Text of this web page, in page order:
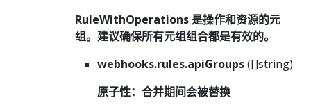
RuleWithOperations 是操作和资源的元
组。建议确保所有元组组合都是有效的。
webhooks.rules.apiGroups([]string)
原子性：合并期间会被替换